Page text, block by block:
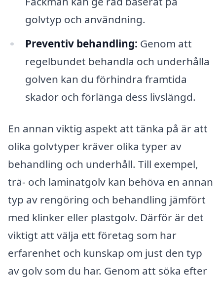
golvtyp och användning.
Preventiv behandling: Genom att
regelbundet behandla och underhålla
golven kan du förhindra framtida
skador och förlänga dess livslängd.
En annan viktig aspekt att tänka på är att
olika golvtyper kräver olika typer av
behandling och underhåll. Till exempel,
trä- och laminatgolv kan behöva en annan
typ av rengöring och behandling jämfört
med klinker eller plastgolv. Därför är det
viktigt att välja ett företag som har
erfarenhet och kunskap om just den typ
av golv som du har. Genom att söka efter